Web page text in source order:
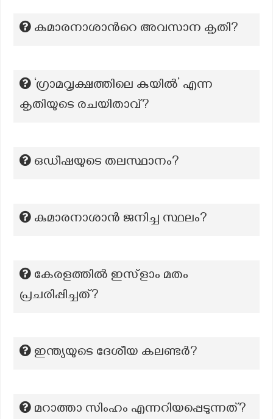
കുമാരനാശാന്‍റെ അവസാന കൃതി?
‘ഗ്രാമവൃക്ഷത്തിലെ കുയിൽ’ എന്ന
കൃതിയുടെ രചയിതാവ്?
ഒഡീഷയുടെ തലസ്ഥാനം?
കുമാരനാശാൻ ജനിച്ച സ്ഥലം?
കേരളത്തിൽ ഇസ്ളാം മതം
പ്രചരിപ്പിച്ചത്?
ഇന്ത്യയുടെ ദേശീയ കലണ്ടർ?
മറാത്താ സിംഹം എന്നറിയപ്പെടുന്നത്?